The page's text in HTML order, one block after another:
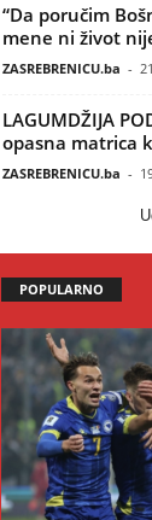
“Da poručim
mene ni život
ZASREBRENICU.ba -
LAGUMDŽIJA
opasna matrica
ZASREBRENICU.ba -
POPULARNO